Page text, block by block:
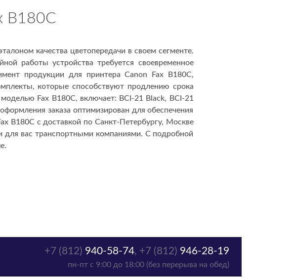
B180C
качества цветопередачи в своем сегменте.
работы устройства требуется своевременное
продукции для принтера Canon Fax B180C,
которые способствуют продлению срока
Fax B180C, включает: BCI-21 Black, BCI-21
заказа оптимизирован для обеспечения
B180C с доставкой по Санкт-Петербургу, Москве
для вас транспортными компаниями. С подробной
+7 (812) 940-58-74, +7 (812) 946-28-19
пн-пт с 9:00 до 18:00 (без перерыва на обед)